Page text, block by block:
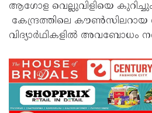
ആഗോള വെല്ലുവിളിയെ
കേന്ദ്രത്തിലെ
വിദ്യാർഥികളിൽ അവബോധം